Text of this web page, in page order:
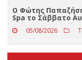
Ο Πολιτισμός της
χρονιά
05/08/2026
Ο Φώτης